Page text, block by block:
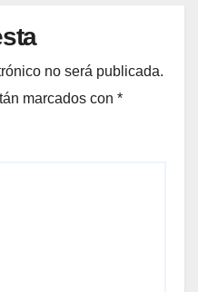
no será publicada.
marcados con *